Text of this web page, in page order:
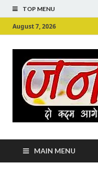
TOP MENU
August 7, 2026
MAIN MENU